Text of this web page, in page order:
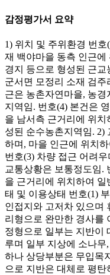
감정평가서 요약
1) 위치 및 주위환경 번
재 백야마을 동측 인근에
경지 등으로 형성된 근
군서면 모정리 소재 검
근은 농촌자연마을, 농
지역임. 번호(4) 본건은
을 남서측 근거리에 위치
성된 순수농촌지역임. 2)
하며, 마을 인근에 위치
번호(3) 차량 접근 어려
교통상황은 보통정도임.
을 근거리에 위치하여 일
태 및 이용상태 번호(1)
인접지와 고저차 있으며
리형으로 완만한 경사를
정형으로 일부는 지반이
루며 일부 지상에 소나무
하나 상당부분은 무입목
으로 지반은 대체로 평